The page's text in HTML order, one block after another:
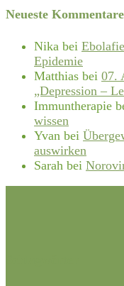
Neueste Kommentare
Nika bei
Epidemie
Matthias bei 07.
„Depression –
Immuntherapie
wissen
Yvan bei
auswirken
Sarah bei